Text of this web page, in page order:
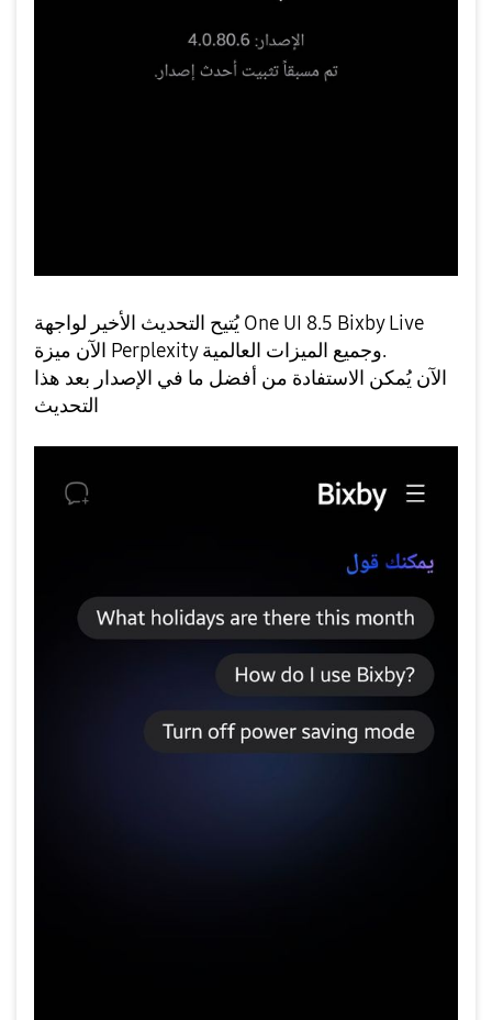
يُتيح التحديث الأخير لواجهة One UI 8.5 Bixby Live
الآن ميزة Perplexity وجميع الميزات العالمية.
الآن يُمكن الاستفادة من أفضل ما في الإصدار بعد هذا
التحديث